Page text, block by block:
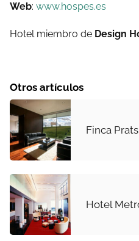
Web: www.hospes.es
Hotel miembro de Design
Otros artículos
Finca
Hotel